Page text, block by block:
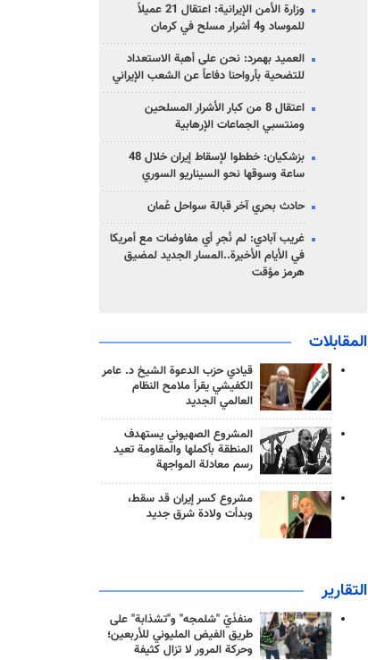
وزارة الأمن الإيرانية: اعتقال 21 عميلاً
للموساد و4 أشرار مسلح في كرمان
العميد بهمرد: نحن على أهبة الاستعداد
للتضحية بأرواحنا دفاعاً عن الشعب الإيراني
اعتقال 8 من كبار الأشرار المسلحين
ومنتسبي الجماعات الإرهابية
بزشكيان: خططوا لإسقاط إيران خلال 48
ساعة وسوقها نحو السيناريو السوري
حادث بحري آخر قبالة سواحل عُمان
غريب آبادي: لم نُجرِ أي مفاوضات مع أمريكا
في الأيام الأخيرة..المسار الجديد لمضيق
هرمز مؤقت
المقابلات
قيادي حزب الدعوة الشيخ د. عامر
الكفيشي يقرأ ملامح النظام
العالمي الجديد
المشروع الصهيوني يستهدف
المنطقة بأكملها والمقاومة تعيد
رسم معادلة المواجهة
مشروع كسر إيران قد سقط،
وبدأت ولادة شرق جديد
التقارير
منفذَيّ "شلمجه" و"تشذابة" على
طريق الفيض المليوني للأربعين؛
وحركة المرور لا تزال كثيفة